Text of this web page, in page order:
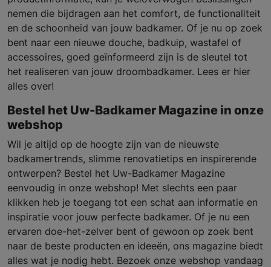
nemen die bijdragen aan het comfort, de functionaliteit
en de schoonheid van jouw badkamer. Of je nu op zoek
bent naar een nieuwe douche, badkuip, wastafel of
accessoires, goed geïnformeerd zijn is de sleutel tot
het realiseren van jouw droombadkamer. Lees er hier
alles over!
Bestel het Uw-Badkamer Magazine in onze
webshop
Wil je altijd op de hoogte zijn van de nieuwste
badkamertrends, slimme renovatietips en inspirerende
ontwerpen? Bestel het Uw-Badkamer Magazine
eenvoudig in onze webshop! Met slechts een paar
klikken heb je toegang tot een schat aan informatie en
inspiratie voor jouw perfecte badkamer. Of je nu een
ervaren doe-het-zelver bent of gewoon op zoek bent
naar de beste producten en ideeën, ons magazine biedt
alles wat je nodig hebt. Bezoek onze webshop vandaag